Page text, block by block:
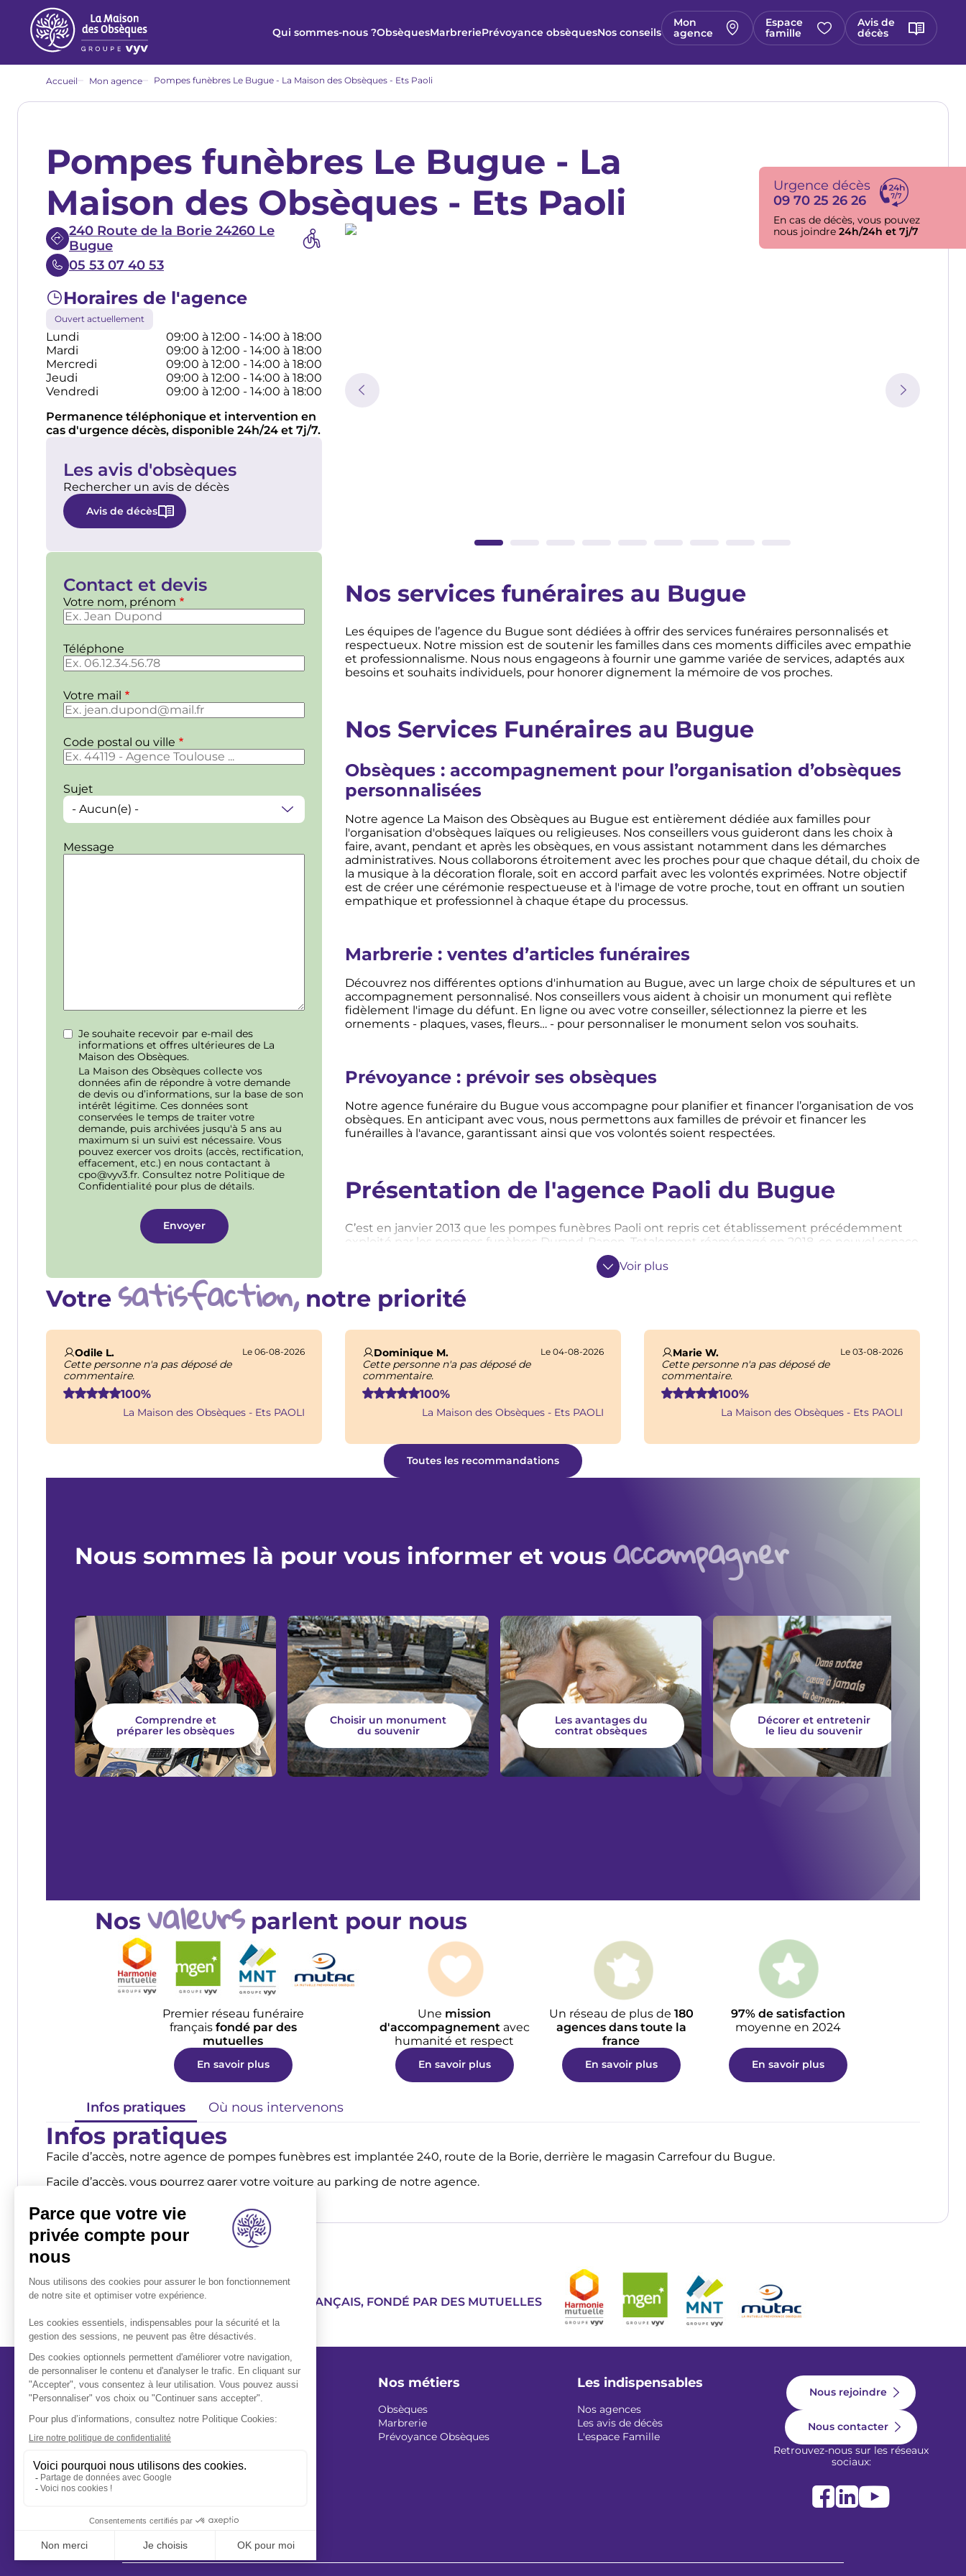
contenu
principal
Qui sommes-nous ?ObsèquesMarbreriePrévoyance obsèquesNos conseils
Mon
agence
Espace
famille
Avis de
décès
Urgence décès
09 70 25 26 26
En cas de décès, vous pouvez
nous joindre 24h/24h et 7j/7
d'Ariane
Accueil Mon agence Pompes funèbres Le Bugue - La Maison des Obsèques - Ets Paoli
Pompes funèbres Le Bugue - La
Maison des Obsèques - Ets Paoli
240 Route de la Borie 24260 Le
Bugue
05 53 07 40 53
Horaires de l'agence
Ouvert actuellement
Lundi
09:00 à 12:00 - 14:00 à 18:00
Mardi
09:00 à 12:00 - 14:00 à 18:00
Mercredi
09:00 à 12:00 - 14:00 à 18:00
Jeudi
09:00 à 12:00 - 14:00 à 18:00
Vendredi
09:00 à 12:00 - 14:00 à 18:00
Permanence téléphonique et intervention en
cas d'urgence décès, disponible 24h/24 et 7j/7.
Les avis d'obsèques
Rechercher un avis de décès
Avis de décès
Contact et devis
Votre nom, prénom
Téléphone
Votre mail
Code postal ou ville
Sujet
Message
Je souhaite recevoir par e-mail des
informations et offres ultérieures de La
Maison des Obsèques.
La Maison des Obsèques collecte vos
données afin de répondre à votre demande
de devis ou d’informations, sur la base de son
intérêt légitime. Ces données sont
conservées le temps de traiter votre
demande, puis archivées jusqu'à 5 ans au
maximum si un suivi est nécessaire. Vous
pouvez exercer vos droits (accès, rectification,
effacement, etc.) en nous contactant à
cpo@vyv3.fr. Consultez notre Politique de
Confidentialité pour plus de détails.
Nos services funéraires au Bugue
Les équipes de l’agence du Bugue sont dédiées à offrir des services funéraires personnalisés et
respectueux. Notre mission est de soutenir les familles dans ces moments difficiles avec empathie
et professionnalisme. Nous nous engageons à fournir une gamme variée de services, adaptés aux
besoins et souhaits individuels, pour honorer dignement la mémoire de vos proches.
Nos Services Funéraires au Bugue
Obsèques : accompagnement pour l’organisation d’obsèques
personnalisées
Notre agence La Maison des Obsèques au Bugue est entièrement dédiée aux familles pour
l'organisation d'obsèques laïques ou religieuses. Nos conseillers vous guideront dans les choix à
faire, avant, pendant et après les obsèques, en vous assistant notamment dans les démarches
administratives. Nous collaborons étroitement avec les proches pour que chaque détail, du choix de
la musique à la décoration florale, soit en accord parfait avec les volontés exprimées. Notre objectif
est de créer une cérémonie respectueuse et à l'image de votre proche, tout en offrant un soutien
empathique et professionnel à chaque étape du processus.
Marbrerie : ventes d’articles funéraires
Découvrez nos différentes options d'inhumation au Bugue, avec un large choix de sépultures et un
accompagnement personnalisé. Nos conseillers vous aident à choisir un monument qui reflète
fidèlement l'image du défunt. En ligne ou avec votre conseiller, sélectionnez la pierre et les
ornements - plaques, vases, fleurs… - pour personnaliser le monument selon vos souhaits.
Prévoyance : prévoir ses obsèques
Notre agence funéraire du Bugue vous accompagne pour planifier et financer l’organisation de vos
obsèques. En anticipant avec vous, nous permettons aux familles de prévoir et financer les
funérailles à l'avance, garantissant ainsi que vos volontés soient respectées.
Présentation de l'agence Paoli du Bugue
C’est en janvier 2013 que les pompes funèbres Paoli ont repris cet établissement précédemment
exploité par les pompes funèbres Durand-Papon. Totalement réaménagé en 2018, ce nouvel espace
funéraire a pour vocation d'offrir aux familles un accompagnement de qualité et de proximité grâce
notamment à une chambre funéraire spacieuse et paisible. Notre équipe expérimentée se charge
de l'organisation complète des funérailles, en veillant à ce que chaque étape soit empreinte de
dignité et de respect. Forts de notre expérience et de notre dévouement, nous vous assurons un
accompagnement professionnel et respectueux.
Voir plus
Votre satisfaction, notre priorité
Odile L. Le 06-08-2026
Cette personne n'a pas déposé de
commentaire.
100%
La Maison des Obsèques - Ets PAOLI
Dominique M. Le 04-08-2026
Cette personne n'a pas déposé de
commentaire.
100%
La Maison des Obsèques - Ets PAOLI
Marie W. Le 03-08-2026
Cette personne n'a pas déposé de
commentaire.
100%
La Maison des Obsèques - Ets PAOLI
Toutes les recommandations
Nous sommes là pour vous informer et vous accompagner
Comprendre et
préparer les obsèques
Choisir un monument
du souvenir
Les avantages du
contrat obsèques
Décorer et entretenir
le lieu du souvenir
Nos valeursparlent pour nous
Premier réseau funéraire
français fondé par des
mutuelles
En savoir plus
Une mission
d'accompagnement avec
humanité et respect
En savoir plus
Un réseau de plus de 180
agences dans toute la
france
En savoir plus
97% de satisfaction
moyenne en 2024
En savoir plus
Infos pratiques Où nous intervenons
Infos pratiques
Facile d’accès, notre agence de pompes funèbres est implantée 240, route de la Borie, derrière le magasin Carrefour du Bugue.
Facile d’accès, vous pourrez garer votre voiture au parking de notre agence.
1ER RÉSEAU FUNÉRAIRE FRANÇAIS, FONDÉ PAR DES MUTUELLES
Image
A propos
Notre mission
Nous rejoindre
Nos métiers
Obsèques
Marbrerie
Prévoyance Obsèques
Les indispensables
Nos agences
Les avis de décès
L'espace Famille
Nous rejoindre
Nous contacter
Retrouvez-nous sur les réseaux
sociaux: